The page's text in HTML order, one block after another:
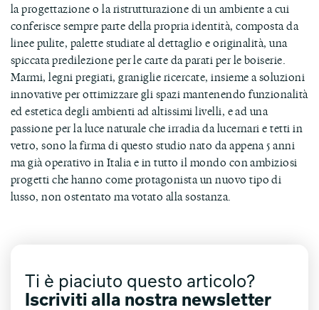
la progettazione o la ristrutturazione di un ambiente a cui
conferisce sempre parte della propria identità, composta da
linee pulite, palette studiate al dettaglio e originalità, una
spiccata predilezione per le carte da parati per le boiserie.
Marmi, legni pregiati, graniglie ricercate, insieme a soluzioni
innovative per ottimizzare gli spazi mantenendo funzionalità
ed estetica degli ambienti ad altissimi livelli, e ad una
passione per la luce naturale che irradia da lucernari e tetti in
vetro, sono la firma di questo studio nato da appena 5 anni
ma già operativo in Italia e in tutto il mondo con ambiziosi
progetti che hanno come protagonista un nuovo tipo di
lusso, non ostentato ma votato alla sostanza.
Ti è piaciuto questo articolo?
Iscriviti alla nostra newsletter